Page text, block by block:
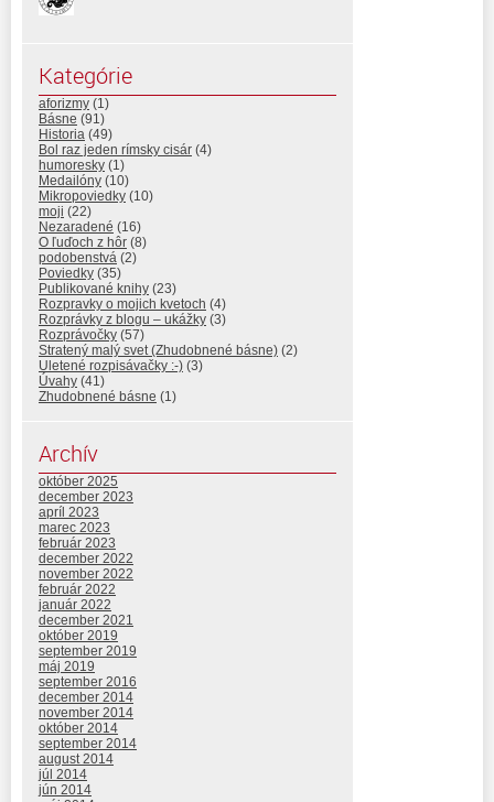
Kategórie
aforizmy (1)
Básne (91)
Historia (49)
Bol raz jeden rímsky cisár (4)
humoresky (1)
Medailóny (10)
Mikropoviedky (10)
moji (22)
Nezaradené (16)
O ľuďoch z hôr (8)
podobenstvá (2)
Poviedky (35)
Publikované knihy (23)
Rozpravky o mojich kvetoch (4)
Rozprávky z blogu – ukážky (3)
Rozprávočky (57)
Stratený malý svet (Zhudobnené básne) (2)
Uletené rozpisávačky :-) (3)
Úvahy (41)
Zhudobnené básne (1)
Archív
október 2025
december 2023
apríl 2023
marec 2023
február 2023
december 2022
november 2022
február 2022
január 2022
december 2021
október 2019
september 2019
máj 2019
september 2016
december 2014
november 2014
október 2014
september 2014
august 2014
júl 2014
jún 2014